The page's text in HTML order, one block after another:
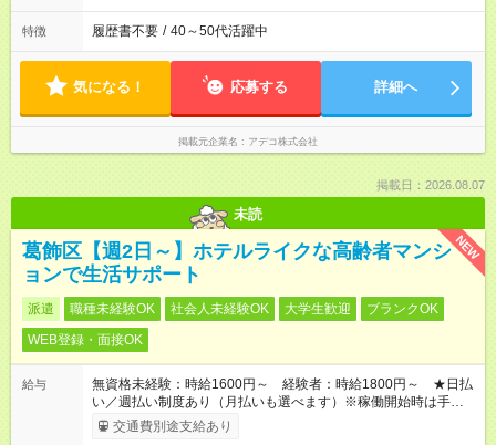
特徴 履歴書不要 / 40～50代活躍中
気になる！ 応募する 詳細へ
掲載元企業名 アデコ株式会社
掲載日：2026.08.07
未読
NEW
葛飾区【週2日～】ホテルライクな高齢者マンシ
ョンで生活サポート
派遣 職種未経験OK 社会人未経験OK 大学生歓迎
ブランクOK
WEB登録・面接OK
給与
無資格未経験：時給1600円～ 経験者：時給1800円～ ★日払
い／週払い制度あり（月払いも選べます）※稼働開始時は手続き
完了次第のお支払いとなります。
交通費別途支給あり